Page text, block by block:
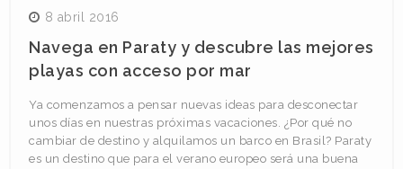
8 abril 2016
Navega en Paraty y descubre las mejores
playas con acceso por mar
Ya comenzamos a pensar nuevas ideas para desconectar
unos días en nuestras próximas vacaciones. ¿Por qué no
cambiar de destino y alquilamos un barco en Brasil? Paraty
es un destino que para el verano europeo será una buena